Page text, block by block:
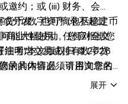
邀约；或 (iii) 财务、会
货币/数字资产 (包括稳定币
能大幅波动。您应根据您
细考虑交易或持有数字货
的具体情况，请咨询您的
的所有信息 (包括市场数
分发，也可摘录不超过
商业性使用。任何对全文
注明"本文版权归 © 2026
录的内容必须引用文章名
[作者姓名（如适用）]，
展开